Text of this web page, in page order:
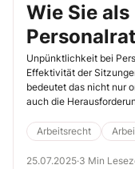
Wie Sie als
Unpünktlichkeit bei
Effektivität der
bedeutet das nicht nur
auch die
professionell und
Arbeitsrecht
25.07.2025·3 Min